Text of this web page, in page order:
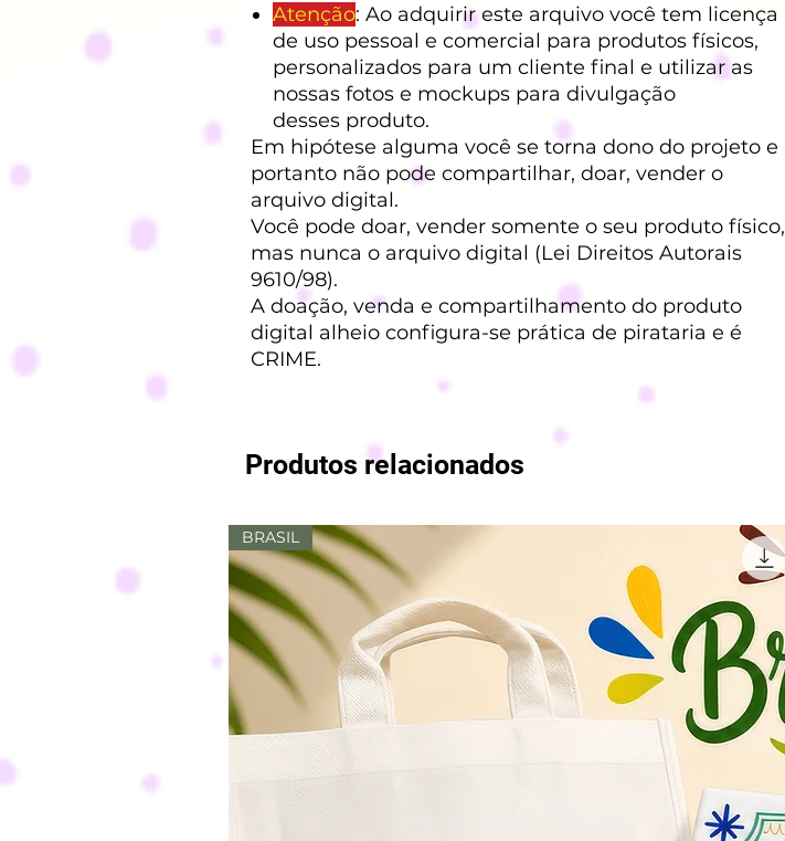
Atenção: Ao adquirir este arquivo você tem licença
de uso pessoal e comercial para produtos físicos,
personalizados para um cliente final e utilizar as
nossas fotos e mockups para divulgação
desses produto.
Em hipótese alguma você se torna dono do projeto e
portanto não pode compartilhar, doar, vender o
arquivo digital.
Você pode doar, vender somente o seu produto físico,
mas nunca o arquivo digital (Lei Direitos Autorais
9610/98).
A doação, venda e compartilhamento do produto
digital alheio configura-se prática de pirataria e é
CRIME.
Produtos relacionados
BRASIL